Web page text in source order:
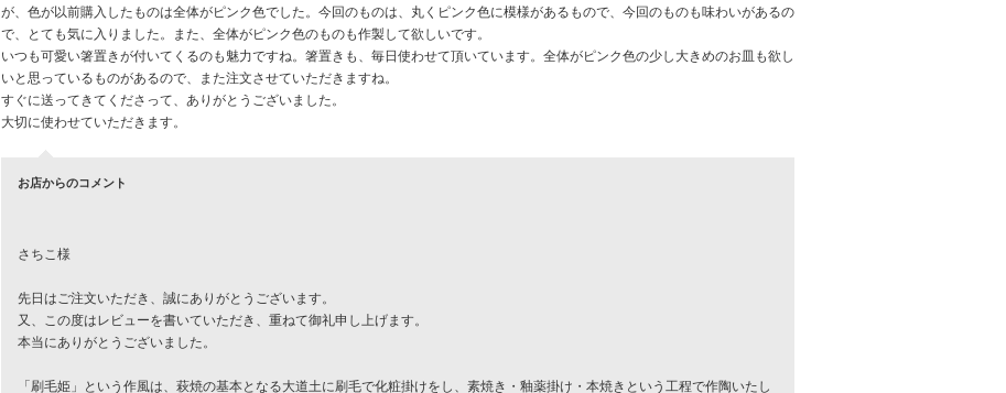
が、色が以前購入したものは全体がピンク色でした。今回のものは、丸くピンク色に模様があるもので、今回のものも味わいがあるの
で、とても気に入りました。また、全体がピンク色のものも作製して欲しいです。
いつも可愛い箸置きが付いてくるのも魅力ですね。箸置きも、毎日使わせて頂いています。全体がピンク色の少し大きめのお皿も欲し
いと思っているものがあるので、また注文させていただきますね。
すぐに送ってきてくださって、ありがとうございました。
大切に使わせていただきます。
お店からのコメント
さちこ様
先日はご注文いただき、誠にありがとうございます。
又、この度はレビューを書いていただき、重ねて御礼申し上げます。
本当にありがとうございました。
「刷毛姫」という作風は、萩焼の基本となる大道土に刷毛で化粧掛けをし、素焼き・釉薬掛け・本焼きという工程で作陶いたし